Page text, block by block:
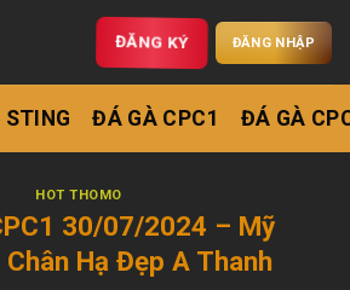
ĐĂNG KÝ ĐĂNG NHẬP
STING ĐÁ GÀ CPC1 ĐÁ GÀ
HOT THOMO
30/07/2024 – Mỹ
Hạ Đẹp A Thanh